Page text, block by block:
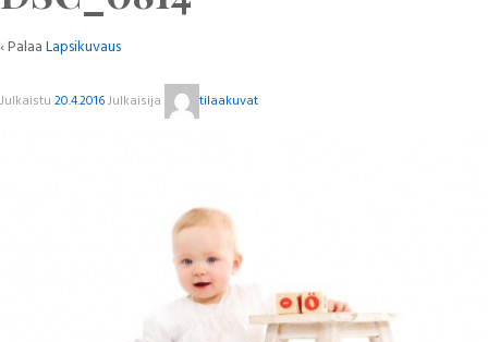
‹ PalaaLapsikuvaus
Julkaistu 20.4.2016Julkaisija tilaakuvat